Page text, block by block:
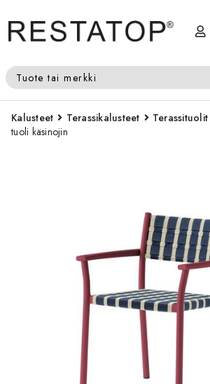
Tuote tai merkki
Kalusteet Terassikalusteet Terassituolit
tuoli käsinojin